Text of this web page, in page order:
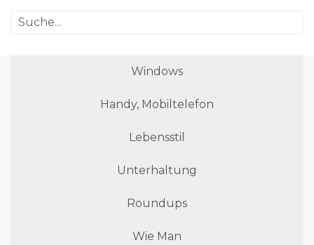
Windows
Handy, Mobiltelefon
Lebensstil
Unterhaltung
Roundups
Wie Man